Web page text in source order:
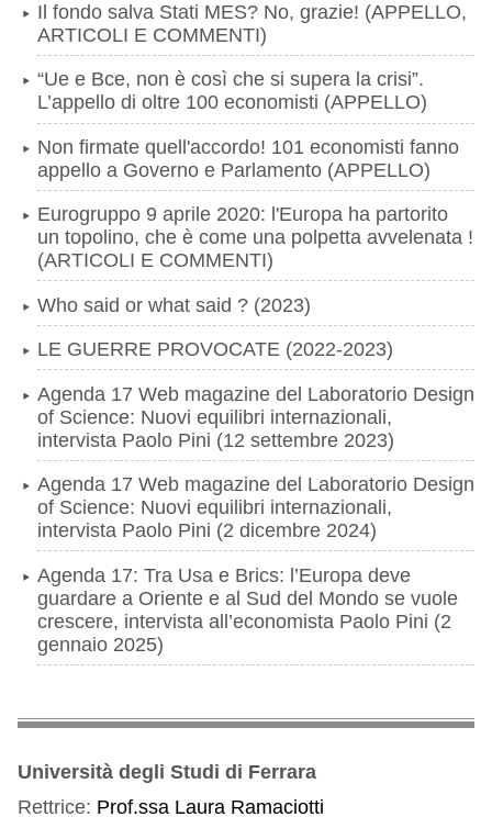
Il fondo salva Stati MES? No, grazie! (APPELLO,
ARTICOLI E COMMENTI)
“Ue e Bce, non è così che si supera la crisi”.
L’appello di oltre 100 economisti (APPELLO)
Non firmate quell'accordo! 101 economisti fanno
appello a Governo e Parlamento (APPELLO)
Eurogruppo 9 aprile 2020: l'Europa ha partorito
un topolino, che è come una polpetta avvelenata !
(ARTICOLI E COMMENTI)
Who said or what said ? (2023)
LE GUERRE PROVOCATE (2022-2023)
Agenda 17 Web magazine del Laboratorio Design
of Science: Nuovi equilibri internazionali,
intervista Paolo Pini (12 settembre 2023)
Agenda 17 Web magazine del Laboratorio Design
of Science: Nuovi equilibri internazionali,
intervista Paolo Pini (2 dicembre 2024)
Agenda 17: Tra Usa e Brics: l’Europa deve
guardare a Oriente e al Sud del Mondo se vuole
crescere, intervista all’economista Paolo Pini (2
gennaio 2025)
Università degli Studi di Ferrara
Rettrice: Prof.ssa Laura Ramaciotti